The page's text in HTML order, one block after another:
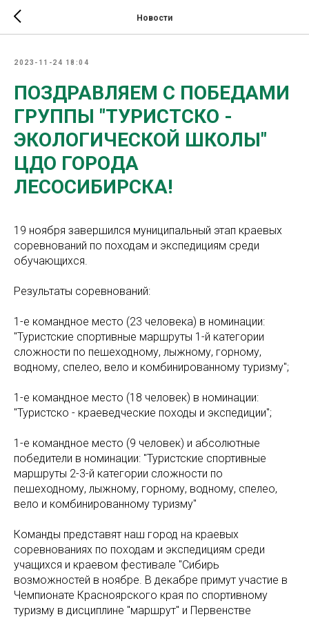
Новости
2023-11-24 18:04
ПОЗДРАВЛЯЕМ С ПОБЕДАМИ
ГРУППЫ "ТУРИСТСКО -
ЭКОЛОГИЧЕСКОЙ ШКОЛЫ"
ЦДО ГОРОДА
ЛЕСОСИБИРСКА!
19 ноября завершился муниципальный этап краевых
соревнований по походам и экспедициям среди
обучающихся.
Результаты соревнований:
1-е командное место (23 человека) в номинации:
"Туристские спортивные маршруты 1-й категории
сложности по пешеходному, лыжному, горному,
водному, спелео, вело и комбинированному туризму";
1-е командное место (18 человек) в номинации:
"Туристско - краеведческие походы и экспедиции";
1-е командное место (9 человек) и абсолютные
победители в номинации: "Туристские спортивные
маршруты 2-3-й категории сложности по
пешеходному, лыжному, горному, водному, спелео,
вело и комбинированному туризму"
Команды представят наш город на краевых
соревнованиях по походам и экспедициям среди
учащихся и краевом фестивале "Сибирь
возможностей в ноябре. В декабре примут участие в
Чемпионате Красноярского края по спортивному
туризму в дисциплине "маршрут" и Первенстве